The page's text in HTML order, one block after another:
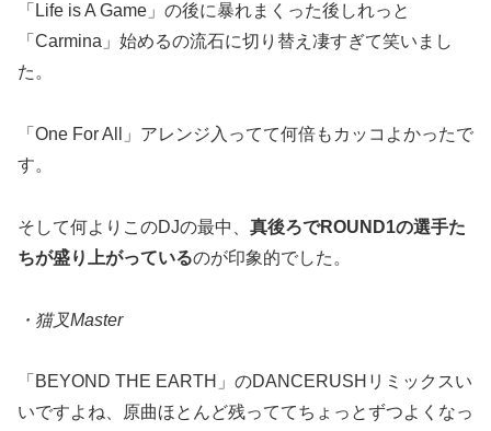
「Life is A Game」の後に暴れまくった後しれっと
「Carmina」始めるの流石に切り替え凄すぎて笑いまし
た。
「One For All」アレンジ入ってて何倍もカッコよかったで
す。
そして何よりこのDJの最中、 真後ろでROUND1の選手た
ちが盛り上がっているのが印象的でした。
・猫叉Master
「BEYOND THE EARTH」のDANCERUSHリミックスい
いですよね、原曲ほとんど残っててちょっとずつよくなっ